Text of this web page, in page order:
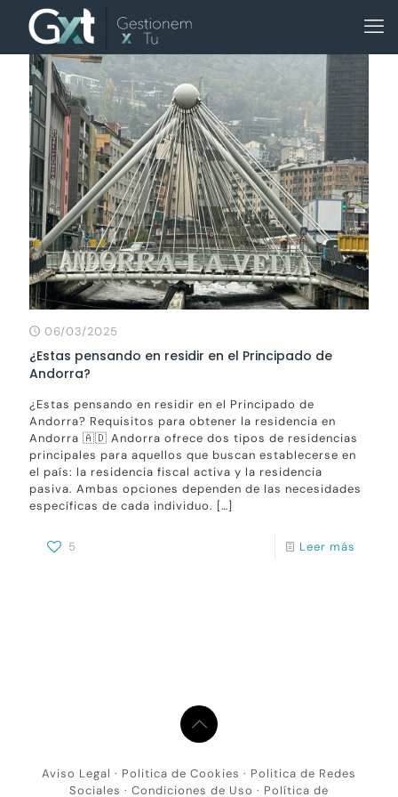
06/03/2025
¿Estas pensando en residir en el Principado de
Andorra?
¿Estas pensando en residir en el Principado de
Andorra? Requisitos para obtener la residencia en
Andorra 🇦🇩 Andorra ofrece dos tipos de residencias
principales para aquellos que buscan establecerse en
el país: la residencia fiscal activa y la residencia
pasiva. Ambas opciones dependen de las necesidades
específicas de cada individuo. […]
5 Leer más
Aviso Legal · Politica de Cookies · Politica de Redes
Sociales · Condiciones de Uso · Política de